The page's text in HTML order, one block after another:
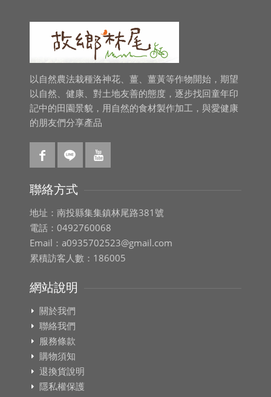
以自然農法栽種洛神花、薑、薑黃等作物開始，期望
以自然、健康、對土地友善的態度，逐步找回童年印
記中的田園景貌，用自然的食材製作加工，與愛健康
的朋友們分享產品
聯絡方式
地址：南投縣集集鎮林尾路381號
電話：0492760068
Email：a0935702523@gmail.com
累積訪客人數：186005
網站說明
關於我們
聯絡我們
服務條款
購物須知
退換貨說明
隱私權保護